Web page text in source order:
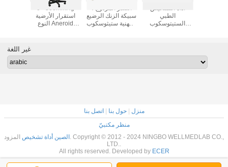
0 - 300mmHg
استقرار الأرضية
النوع Aneroid
الصدر المزدوج ،
سبيكة الزنك الرضيع
المهنية ستيثوسكوب
أداة التشخيص
الطبي
الستيتوسكوب
WL8034
غير اللغة
منزل |حول بنا |اتصل بنا
منظر مكتبيّ
الصين أداة تشخيص المزود. Copyright © 2012 - 2024 NINGBO WELLMEDLAB CO.,
LTD..
All rights reserved. Developed by ECER